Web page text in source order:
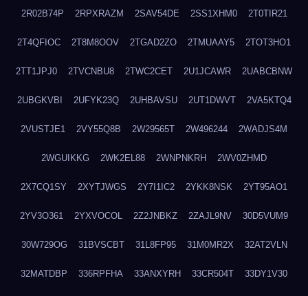
2R02B74P 2RPXRAZM 2SAV54DE 2SS1XHM0 2T0TIR21
2T4QFIOC 2T8M8OOV 2TGAD2ZO 2TMUAAY5 2TOT3HO1
2TT1JPJ0 2TVCNBU8 2TWC2CET 2U1JCAWR 2UABCBNW
2UBGKVBI 2UFYK23Q 2UHBAVSU 2UT1DWVT 2VA5KTQ4
2VUSTJE1 2VY55Q8B 2W29565T 2W496244 2WADJS4M
2WGUIKKG 2WK2EL88 2WNPNKRH 2WV0ZHMD
2X7CQ1SY 2XYTJWGS 2Y7I1IC2 2YKK8NSK 2YT95AO1
2YV3O361 2YXVOCOL 2Z2JNBKZ 2ZAJL9NV 30D5VUM9
30W729OG 31BVSCBT 31L8FP95 31M0MR2X 32AT2VLN
32MATDBP 336RPFHA 33ANXYRH 33CR504T 33DY1V30